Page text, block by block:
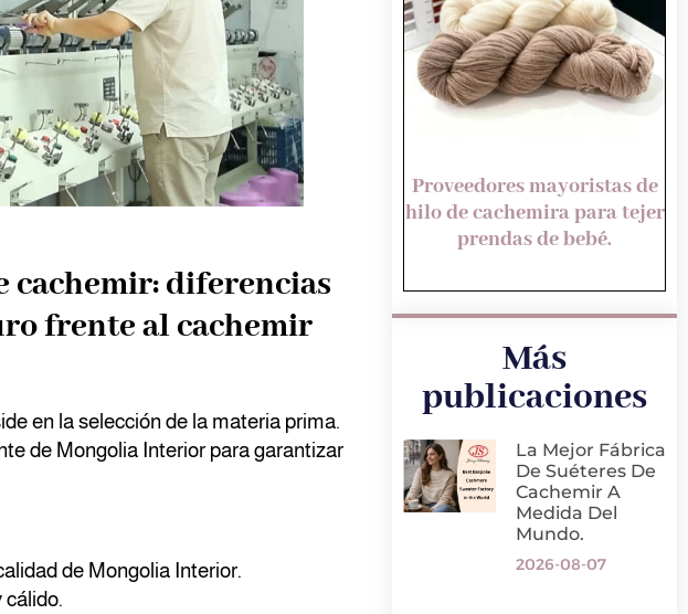
cachemir: diferencias
frente al cachemir
en la selección de la materia prima.
de Mongolia Interior para garantizar
de Mongolia Interior.
cálido.
Proveedores mayoristas de
hilo de cachemira para tejer
prendas de bebé.
Más
publicaciones
La Mejor Fábrica
De Suéteres De
Cachemir A
Medida Del
Mundo.
2026-08-07